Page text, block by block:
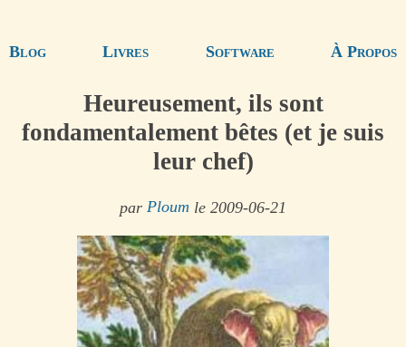
Blog Livres Software À Propos
Heureusement, ils sont
fondamentalement bêtes (et je suis
leur chef)
par Ploum le 2009-06-21